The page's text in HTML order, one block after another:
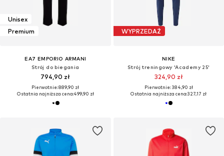
Unisex
Premium
EA7 EMPORIO ARMANI
Strój do biegania
794,90 zł
Pierwotnie: 889,90 zł
Ostatnia najniższa cena:499,90 zł
WYPRZEDAŻ
NIKE
Strój treningowy 'Academy 25'
324,90 zł
Pierwotnie: 384,90 zł
Ostatnia najniższa cena:327,17 zł